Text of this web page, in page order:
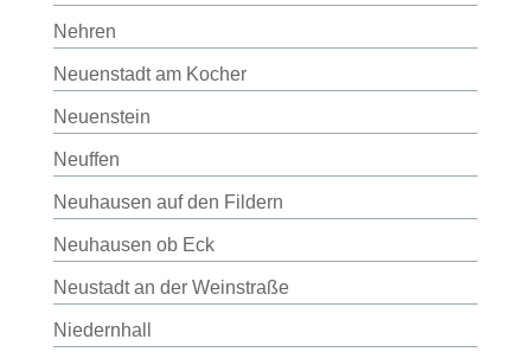
Nehren
Neuenstadt am Kocher
Neuenstein
Neuffen
Neuhausen auf den Fildern
Neuhausen ob Eck
Neustadt an der Weinstraße
Niedernhall